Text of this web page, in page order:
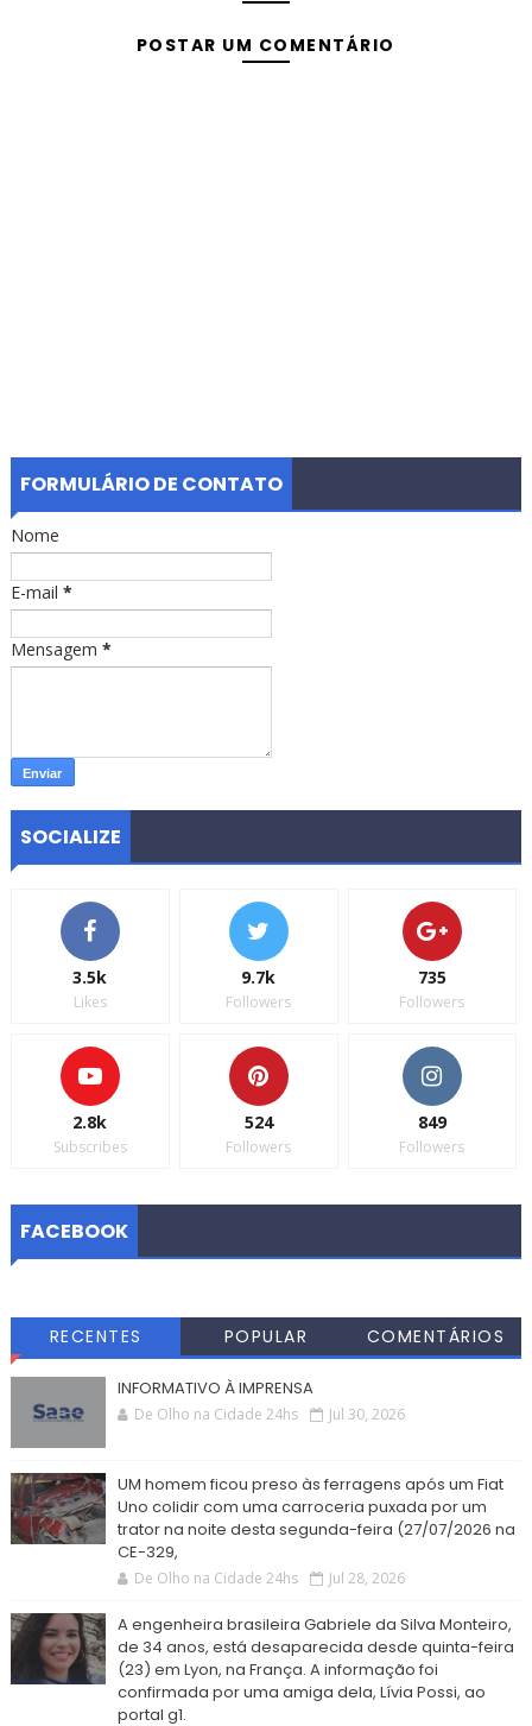
POSTAR UM COMENTÁRIO
FORMULÁRIO DE CONTATO
Nome
E-mail *
Mensagem *
SOCIALIZE
3.5k
Likes
9.7k
Followers
735
Followers
2.8k
Subscribes
524
Followers
849
Followers
FACEBOOK
RECENTES POPULAR COMENTÁRIOS
INFORMATIVO À IMPRENSA
De Olho na Cidade 24hs Jul 30, 2026
UM homem ficou preso às ferragens após um Fiat
Uno colidir com uma carroceria puxada por um
trator na noite desta segunda-feira (27/07/2026 na
CE-329,
De Olho na Cidade 24hs Jul 28, 2026
A engenheira brasileira Gabriele da Silva Monteiro,
de 34 anos, está desaparecida desde quinta-feira
(23) em Lyon, na França. A informação foi
confirmada por uma amiga dela, Lívia Possi, ao
portal g1.